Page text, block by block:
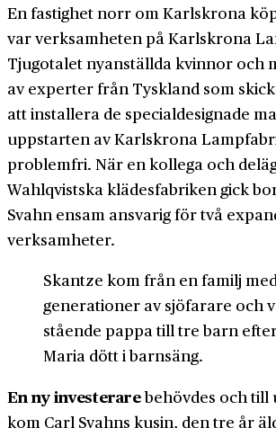
En fastighet norr om Karlskrona
var verksamheten på Karlskrona
Tjugotalet nyanställda kvinnor och
av experter från Tyskland som
att installera de special­designade
uppstarten av Karlskrona
problem­fri. När en kollega och
Wahlqvistska klädes­fabriken gick
Svahn ensam ansvarig för två
verksamheter.
Skantze kom från en familj
generationer av sjöfarare och
stående pappa till tre barn
Maria dött i barnsäng.
En ny investerarebehövdes och till
kom Carl Svahns kusin, den tre år